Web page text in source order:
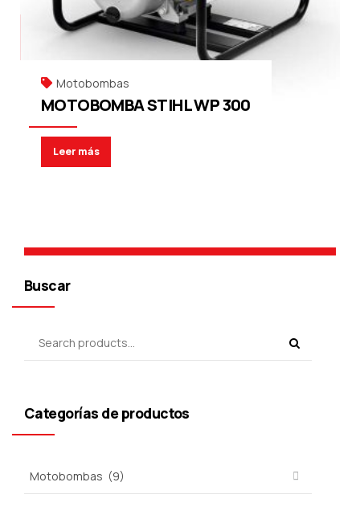
Motobombas
MOTOBOMBA STIHL WP 300
Leer más
Buscar
Categorías de productos